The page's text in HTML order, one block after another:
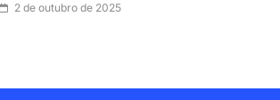
2 de outubro de 2025